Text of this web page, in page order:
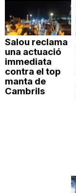
Salou reclama
una actuació
immediata
contra el top
manta de
Cambrils